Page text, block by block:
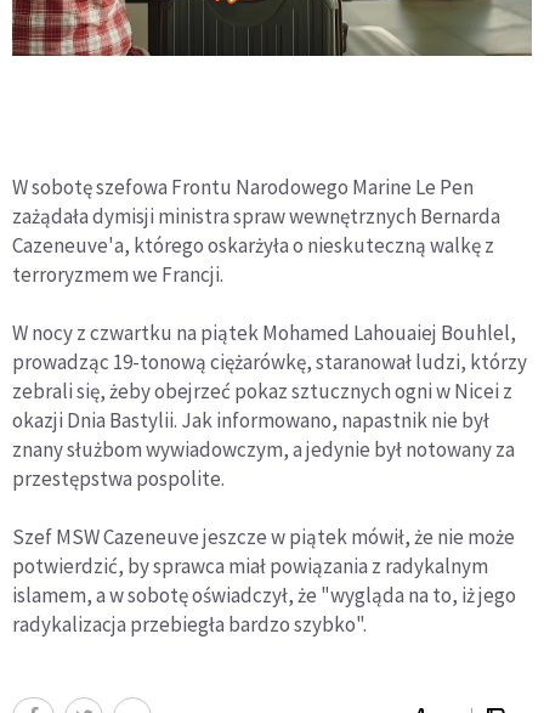
W sobotę szefowa Frontu Narodowego Marine Le Pen
zażądała dymisji ministra spraw wewnętrznych Bernarda
Cazeneuve'a, którego oskarżyła o nieskuteczną walkę z
terroryzmem we Francji.
W nocy z czwartku na piątek Mohamed Lahouaiej Bouhlel,
prowadząc 19-tonową ciężarówkę, staranował ludzi, którzy
zebrali się, żeby obejrzeć pokaz sztucznych ogni w Nicei z
okazji Dnia Bastylii. Jak informowano, napastnik nie był
znany służbom wywiadowczym, a jedynie był notowany za
przestępstwa pospolite.
Szef MSW Cazeneuve jeszcze w piątek mówił, że nie może
potwierdzić, by sprawca miał powiązania z radykalnym
islamem, a w sobotę oświadczył, że "wygląda na to, iż jego
radykalizacja przebiegła bardzo szybko".